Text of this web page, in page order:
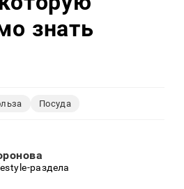
знать
Посуда
раздела